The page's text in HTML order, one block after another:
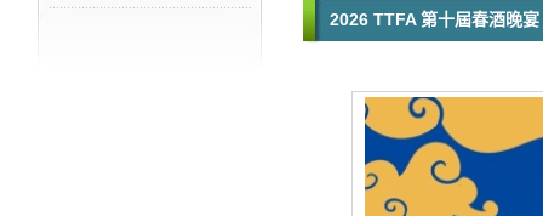
2026 TTFA 第十屆春酒晚宴